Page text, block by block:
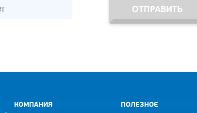
ОТПРАВИТЬ
КОМПАНИЯ ПОЛЕЗНОЕ